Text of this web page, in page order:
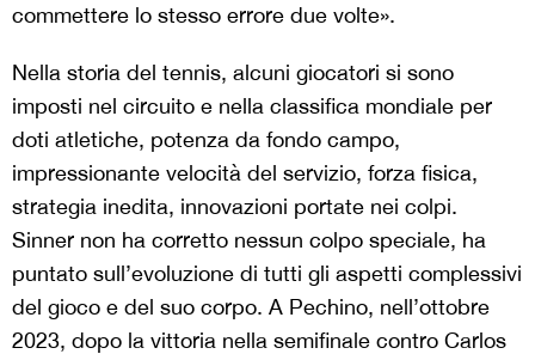
commettere lo stesso errore due volte».
Nella storia del tennis, alcuni giocatori si sono
imposti nel circuito e nella classifica mondiale per
doti atletiche, potenza da fondo campo,
impressionante velocità del servizio, forza fisica,
strategia inedita, innovazioni portate nei colpi.
Sinner non ha corretto nessun colpo speciale, ha
puntato sull’evoluzione di tutti gli aspetti complessivi
del gioco e del suo corpo. A Pechino, nell’ottobre
2023, dopo la vittoria nella semifinale contro Carlos